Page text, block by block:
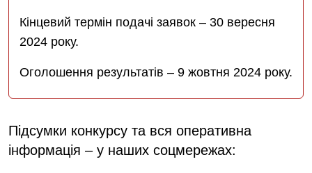
Кінцевий термін подачі заявок – 30 вересня
2024 року.
Оголошення результатів – 9 жовтня 2024 року.
Підсумки конкурсу та вся оперативна
інформація – у наших соцмережах: